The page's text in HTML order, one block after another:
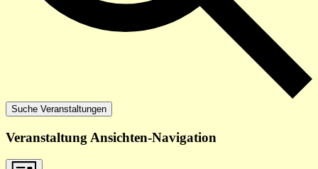
Suche Veranstaltungen
Veranstaltung Ansichten-Navigation